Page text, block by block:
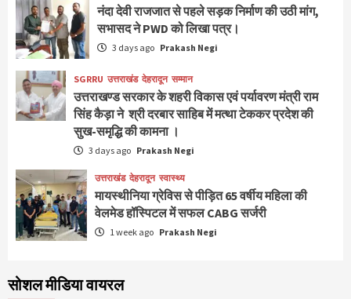
नंदा देवी राजजात से पहले सड़क निर्माण की उठी मांग,
सभासद ने PWD को लिखा पत्र।
3 days ago Prakash Negi
SGRRU उत्तराखंड देहरादून सम्मान
उत्तराखण्ड सरकार के शहरी विकास एवं पर्यावरण मंत्री राम
सिंह कैड़ा ने श्री दरबार साहिब में मत्था टेककर प्रदेश की
सुख-समृद्धि की कामना ।
3 days ago Prakash Negi
उत्तराखंड देहरादून स्वास्थ्य
मायस्थीनिया ग्रेविस से पीड़ित 65 वर्षीय महिला की
वेलमेड हॉस्पिटल में सफल CABG सर्जरी
1 week ago Prakash Negi
सोशल मीडिया वायरल